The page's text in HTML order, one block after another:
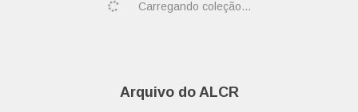
Carregando coleção...
Arquivo do ALCR